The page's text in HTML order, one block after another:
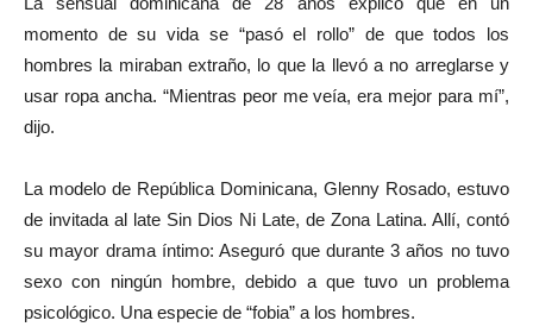
momento de su vida se “pasó el rollo” de que todos los
hombres la miraban extraño, lo que la llevó a no arreglarse y
usar ropa ancha. “Mientras peor me veía, era mejor para mí”,
dijo.
La modelo de República Dominicana, Glenny Rosado, estuvo
de invitada al late Sin Dios Ni Late, de Zona Latina. Allí, contó
su mayor drama íntimo: Aseguró que durante 3 años no tuvo
sexo con ningún hombre, debido a que tuvo un problema
psicológico. Una especie de “fobia” a los hombres.